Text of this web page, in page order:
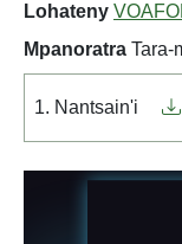
Lohateny
Mpanoratra Tara-
1. Nantsain'i